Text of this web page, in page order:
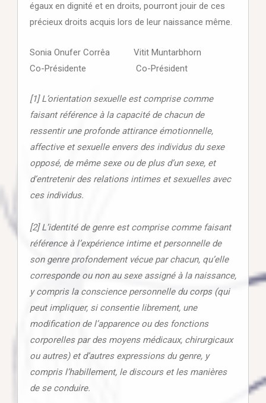
égaux en dignité et en droits, pourront jouir de ces
précieux droits acquis lors de leur naissance même.
Sonia Onufer Corrêa Vitit Muntarbhorn
Co-Présidente Co-Président
[1] L’orientation sexuelle est comprise comme
faisant référence à la capacité de chacun de
ressentir une profonde attirance émotionnelle,
affective et sexuelle envers des individus du sexe
opposé, de même sexe ou de plus d’un sexe, et
d’entretenir des relations intimes et sexuelles avec
ces individus.
[2] L’identité de genre est comprise comme faisant
référence à l’expérience intime et personnelle de
son genre profondement vécue par chacun, qu’elle
corresponde ou non au sexe assigné à la naissance,
y compris la conscience personnelle du corps (qui
peut impliquer, si consentie librement, une
modification de l’apparence ou des fonctions
corporelles par des moyens médicaux, chirurgicaux
ou autres) et d’autres expressions du genre, y
compris l’habillement, le discours et les manières
de se conduire.